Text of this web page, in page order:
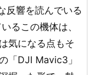
反響を読んでいる
るこの機体は、
気になる点もそ
「DJI Mavic3」